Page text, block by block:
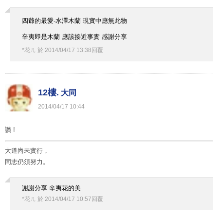
四爺的最愛-水澤木蘭 現實中應無此物
辛夷即是木蘭 應該接近事實 感謝分享
*花ㄦ 於 2014/04/17 13:38回覆
12樓. 大同
2014/04/17 10:44
讚 !
大道尚未實行，
同志仍須努力。
謝謝分享 辛夷花的美
*花ㄦ 於 2014/04/17 10:57回覆